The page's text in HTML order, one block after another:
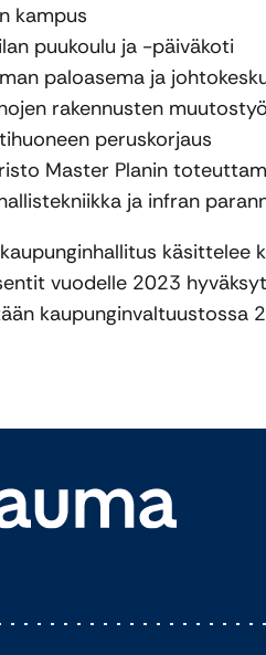
kampus
puukoulu ja -päiväkoti
paloasema ja
rakennusten
peruskorjaus
Master Planin
ja infran
vuodelle 2023
kaupunginvaltuustossa